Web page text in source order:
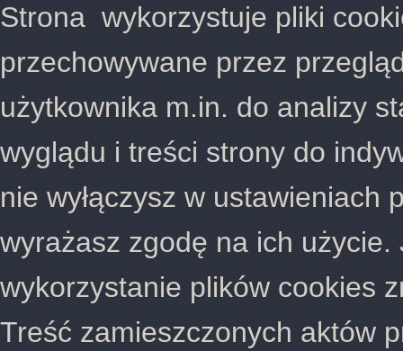
Strona wykorzystuje pliki
przechowywane przez
użytkownika m.in. do analizy
wyglądu i treści strony do
nie wyłączysz w ustawieniach
wyrażasz zgodę na ich
wykorzystanie plików cookies
Treść zamieszczonych aktów